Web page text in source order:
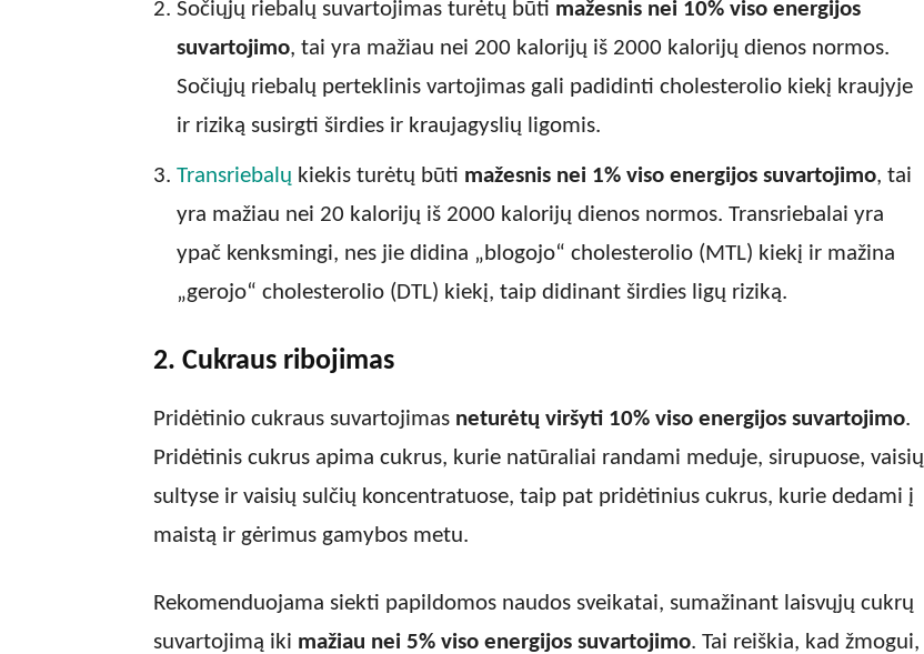
Sočiųjų riebalų suvartojimas turėtų būti mažesnis nei 10% viso energijos
suvartojimo, tai yra mažiau nei 200 kalorijų iš 2000 kalorijų dienos normos.
Sočiųjų riebalų perteklinis vartojimas gali padidinti cholesterolio kiekį kraujyje
ir riziką susirgti širdies ir kraujagyslių ligomis.
Transriebalų kiekis turėtų būti mažesnis nei 1% viso energijos suvartojimo, tai
yra mažiau nei 20 kalorijų iš 2000 kalorijų dienos normos. Transriebalai yra
ypač kenksmingi, nes jie didina „blogojo“ cholesterolio (MTL) kiekį ir mažina
„gerojo“ cholesterolio (DTL) kiekį, taip didinant širdies ligų riziką.
2. Cukraus ribojimas
Pridėtinio cukraus suvartojimas neturėtų viršyti 10% viso energijos suvartojimo.
Pridėtinis cukrus apima cukrus, kurie natūraliai randami meduje, sirupuose, vaisių
sultyse ir vaisių sulčių koncentratuose, taip pat pridėtinius cukrus, kurie dedami į
maistą ir gėrimus gamybos metu.
Rekomenduojama siekti papildomos naudos sveikatai, sumažinant laisvųjų cukrų
suvartojimą iki mažiau nei 5% viso energijos suvartojimo. Tai reiškia, kad žmogui,